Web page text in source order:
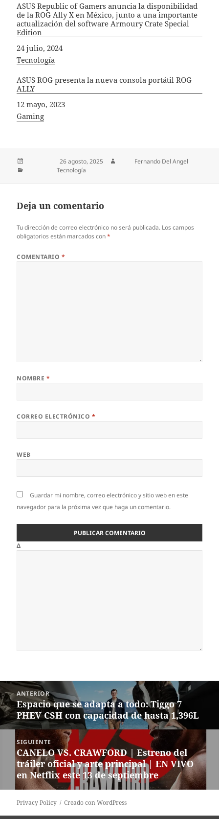
ASUS Republic of Gamers anuncia la disponibilidad
de la ROG Ally X en México, junto a una importante
actualización del software Armoury Crate Special
Edition
Fecha
24 julio, 2024
In relation to
Tecnología
ASUS ROG presenta la nueva consola portátil ROG
ALLY
Fecha
12 mayo, 2023
In relation to
Gaming
Publicado el26 agosto, 2025
Fernando Del Angel
CategoríasTecnología
Deja un comentario
Tu dirección de correo electrónico no será publicada. Los campos
obligatorios están marcados con*
COMENTARIO *
NOMBRE *
CORREO ELECTRÓNICO *
WEB
Guardar mi nombre, correo electrónico y sitio web en este
navegador para la próxima vez que haga un comentario.
Δ
Navegación
de
entradas
ANTERIOR
Entrada
anterior:
Espacio que se adapta a todo: Tiggo 7
PHEV CSH con capacidad de hasta 1,396L
SIGUIENTE
Siguiente
entrada:
CANELO VS. CRAWFORD | Estreno del
tráiler oficial y arte principal | EN VIVO
en Netflix este 13 de septiembre
Privacy Policy Creado con WordPress